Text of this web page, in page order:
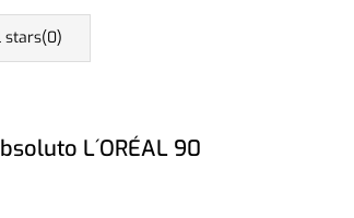
stars(0)
L´ORÉAL 90